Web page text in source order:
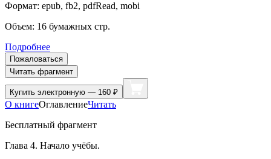
Формат: epub, fb2, pdfRead, mobi
Объем: 16 бумажных стр.
Подробнее
Пожаловаться
Читать фрагмент
Купить электронную — 160 ₽
О книгеОглавлениеЧитать
Бесплатный фрагмент
Глава 4. Начало учёбы.